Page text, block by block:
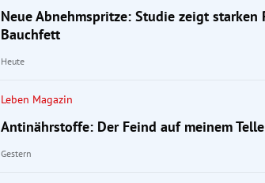
Neue Abnehmspritze: Studie zeigt starken
Bauchfett
Heute
Leben Magazin
Antinährstoffe: Der Feind auf meinem
Gestern